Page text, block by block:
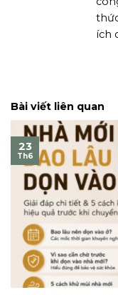
ích
Bài viết liên quan
23
Th6